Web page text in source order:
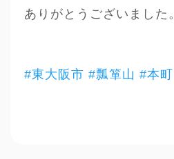
ありがとうございました。
#東大阪市 #瓢箪山 #本町